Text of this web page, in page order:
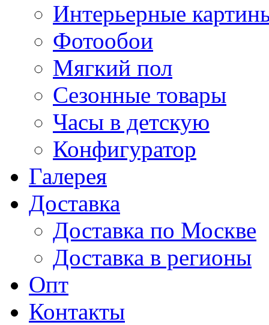
Интерьерные
Фотообои
Мягкий пол
Сезонные товары
Часы в детскую
Конфигуратор
Галерея
Доставка
Доставка по Москве
Доставка в регионы
Опт
Контакты